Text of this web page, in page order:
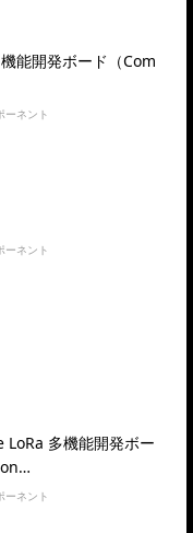
能開発ボード（Com
ーネント
ーネント
多機能開発ボー
ーネント